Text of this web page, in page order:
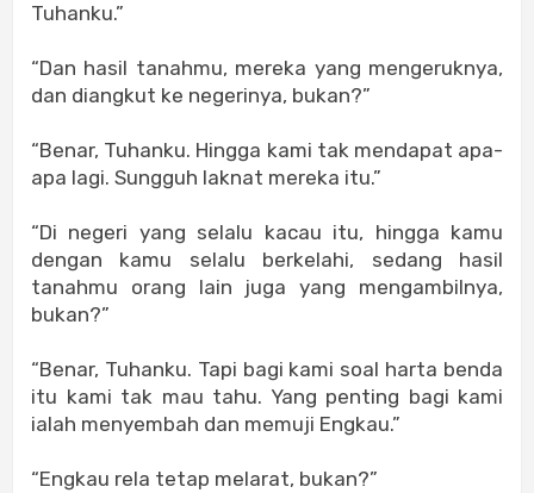
Tuhanku.”
“Dan hasil tanahmu, mereka yang mengeruknya,
dan diangkut ke negerinya, bukan?”
“Benar, Tuhanku. Hingga kami tak mendapat apa-
apa lagi. Sungguh laknat mereka itu.”
“Di negeri yang selalu kacau itu, hingga kamu
dengan kamu selalu berkelahi, sedang hasil
tanahmu orang lain juga yang mengambilnya,
bukan?”
“Benar, Tuhanku. Tapi bagi kami soal harta benda
itu kami tak mau tahu. Yang penting bagi kami
ialah menyembah dan memuji Engkau.”
“Engkau rela tetap melarat, bukan?”